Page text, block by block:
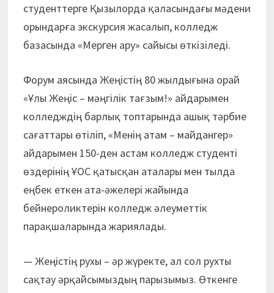
студенттерге Қызылорда қаласындағы мәдени
орындарға экскурсия жасалып, колледж
базасында «Мерген ару» сайысы өткізіледі.
Форум аясында Жеңістің 80 жылдығына орай
«Ұлы Жеңіс – мәңгілік тағзым!» айдарымен
колледждің барлық топтарында ашық тәрбие
сағаттары өтіліп, «Менің атам – майдангер»
айдарымен 150-ден астам колледж студенті
өздерінің ҰОС қатысқан аталары мен тылда
еңбек еткен ата-әжелері жайында
бейнероликтерін колледж әлеуметтік
парақшаларында жариялады.
— Жеңістің рухы – әр жүректе, ал сол рухты
сақтау әрқайсымыздың парызымыз. Өткенге